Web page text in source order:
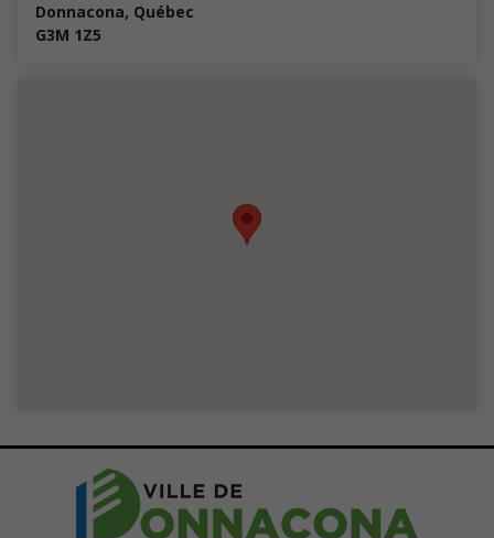
Donnacona, Québec
G3M 1Z5